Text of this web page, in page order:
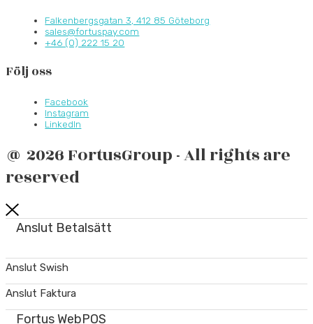
Falkenbergsgatan 3, 412 85 Göteborg
sales@fortuspay.com
+46 (0) 222 15 20
Följ oss
Facebook
Instagram
LinkedIn
@ 2026 FortusGroup - All rights are
reserved
Anslut Betalsätt
Anslut Swish
Anslut Faktura
Fortus WebPOS